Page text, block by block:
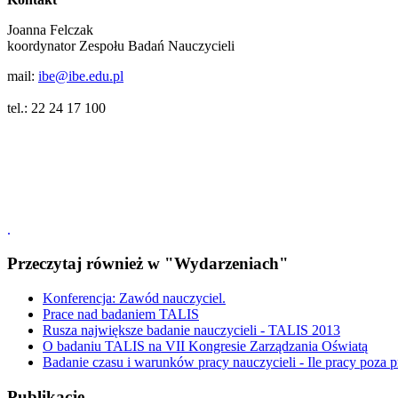
Joanna Felczak
koordynator Zespołu Badań Nauczycieli
mail: ibe@ibe.edu.pl
tel.: 22 24 17 100
.
Przeczytaj również w "Wydarzeniach"
Konferencja: Zawód nauczyciel.
Prace nad badaniem TALIS
Rusza największe badanie nauczycieli - TALIS 2013
O badaniu TALIS na VII Kongresie Zarządzania Oświatą
Badanie czasu i warunków pracy nauczycieli - Ile pracy poza